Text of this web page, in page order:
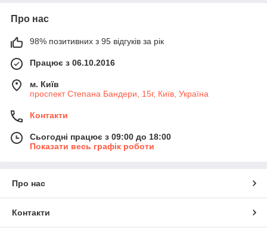
Про нас
98% позитивних з 95 відгуків за рік
Працює з 06.10.2016
м. Київ
проспект Степана Бандери, 15г, Київ, Україна
Контакти
Сьогодні працює з 09:00 до 18:00
Показати весь графік роботи
Про нас
Контакти